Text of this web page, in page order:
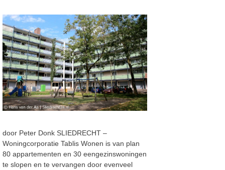
door Peter Donk SLIEDRECHT –
Woningcorporatie Tablis Wonen is van plan
80 appartementen en 30 eengezinswoningen
te slopen en te vervangen door evenveel